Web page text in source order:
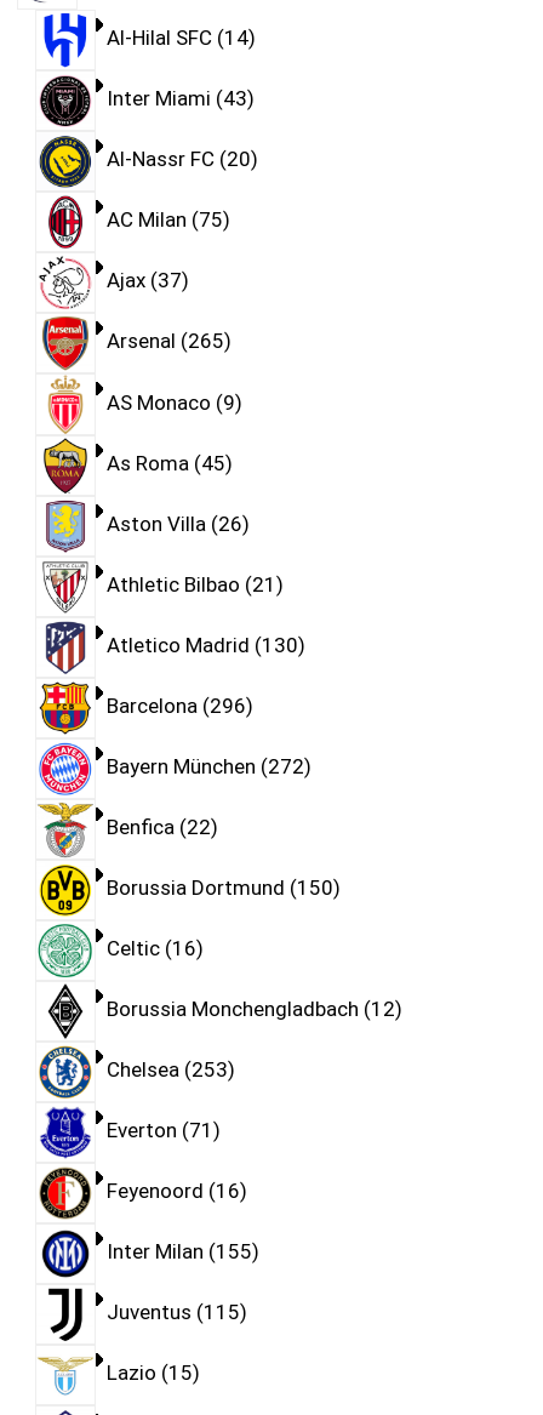
Al-Hilal SFC 14
Inter Miami 43
Al-Nassr FC 20
AC Milan 75
Ajax 37
Arsenal 265
AS Monaco 9
As Roma 45
Aston Villa 26
Athletic Bilbao 21
Atletico Madrid 130
Barcelona 296
Bayern München 272
Benfica 22
Borussia Dortmund 150
Celtic 16
Borussia Monchengladbach 12
Chelsea 253
Everton 71
Feyenoord 16
Inter Milan 155
Juventus 115
Lazio 15